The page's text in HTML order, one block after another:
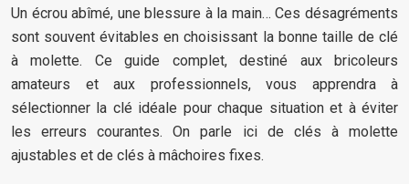
Un écrou abîmé, une blessure à la main… Ces désagréments
sont souvent évitables en choisissant la bonne taille de clé
à molette. Ce guide complet, destiné aux bricoleurs
amateurs et aux professionnels, vous apprendra à
sélectionner la clé idéale pour chaque situation et à éviter
les erreurs courantes. On parle ici de clés à molette
ajustables et de clés à mâchoires fixes.